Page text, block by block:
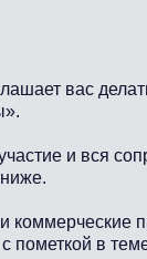
вас
и вся
коммерческие
пометкой в